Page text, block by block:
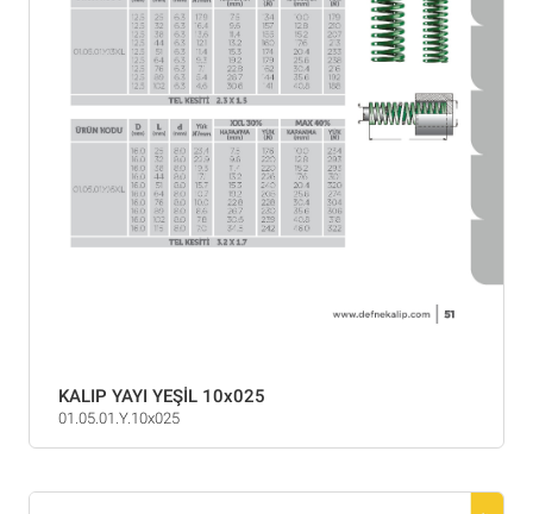
KALIP YAYI YEŞİL 10x025
01.05.01.Y.10x025